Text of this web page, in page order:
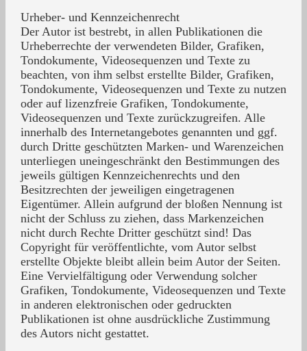
Urheber- und Kennzeichenrecht
Der Autor ist bestrebt, in allen Publikationen die
Urheberrechte der verwendeten Bilder, Grafiken,
Tondokumente, Videosequenzen und Texte zu
beachten, von ihm selbst erstellte Bilder, Grafiken,
Tondokumente, Videosequenzen und Texte zu nutzen
oder auf lizenzfreie Grafiken, Tondokumente,
Videosequenzen und Texte zurückzugreifen. Alle
innerhalb des Internetangebotes genannten und ggf.
durch Dritte geschützten Marken- und Warenzeichen
unterliegen uneingeschränkt den Bestimmungen des
jeweils gültigen Kennzeichenrechts und den
Besitzrechten der jeweiligen eingetragenen
Eigentümer. Allein aufgrund der bloßen Nennung ist
nicht der Schluss zu ziehen, dass Markenzeichen
nicht durch Rechte Dritter geschützt sind! Das
Copyright für veröffentlichte, vom Autor selbst
erstellte Objekte bleibt allein beim Autor der Seiten.
Eine Vervielfältigung oder Verwendung solcher
Grafiken, Tondokumente, Videosequenzen und Texte
in anderen elektronischen oder gedruckten
Publikationen ist ohne ausdrückliche Zustimmung
des Autors nicht gestattet.